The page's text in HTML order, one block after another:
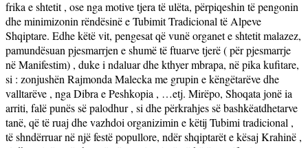
frika e shtetit , ose nga motive tjera të ulëta, përpiqeshin të pengonin
dhe minimizonin rëndësinë e Tubimit Tradicional të Alpeve
Shqiptare. Edhe këtë vit, pengesat që vunë organet e shtetit malazez,
pamundësuan pjesmarrjen e shumë të ftuarve tjerë ( për pjesmarrje
në Manifestim) , duke i ndaluar dhe kthyer mbrapa, në pika kufitare,
si : zonjushën Rajmonda Malecka me grupin e këngëtarëve dhe
valltarëve , nga Dibra e Peshkopia , …etj. Mirëpo, Shoqata jonë ia
arriti, falë punës së palodhur , si dhe përkrahjes së bashkëatdhetarve
tanë, që të ruaj dhe vazhdoi organizimin e këtij Tubimi tradicional ,
të shndërruar në një festë popullore, ndër shqiptarët e kësaj Krahinë ,